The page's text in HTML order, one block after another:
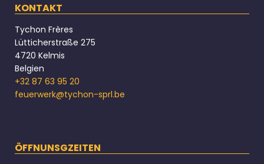
KONTAKT
Tychon Frères
Lütticherstraße 275
4720 Kelmis
Belgien
+32 87 63 95 20
feuerwerk@tychon-sprl.be
ÖFFNUNSGZEITEN